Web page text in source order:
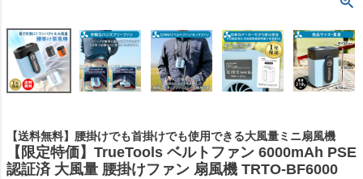
【送料無料】腰掛けでも首掛けでも使用できる大風量ミニ扇風機
【限定特価】TrueTools ベルトファン 6000mAh PSE
認証済 大風量 腰掛けファン 扇風機 TRTO-BF6000